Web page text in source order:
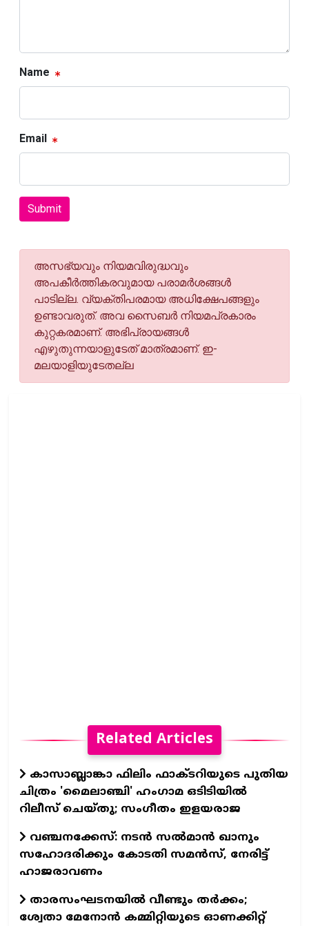
Name
Email
Submit
അസഭ്യവും നിയമവിരുദ്ധവും
അപകീര്‍ത്തികരവുമായ പരാമര്‍ശങ്ങള്‍
പാടില്ല. വ്യക്തിപരമായ അധിക്ഷേപങ്ങളും
ഉണ്ടാവരുത്. അവ സൈബര്‍ നിയമപ്രകാരം
കുറ്റകരമാണ്. അഭിപ്രായങ്ങള്‍
എഴുതുന്നയാളുടേത് മാത്രമാണ്. ഇ-
മലയാളിയുടേതല്ല
Related Articles
കാസാബ്ലാങ്കാ ഫിലിം ഫാക്ടറിയുടെ പുതിയ
ചിത്രം 'മൈലാഞ്ചി' ഹംഗാമ ഒടിടിയില്‍
റിലീസ് ചെയ്തു; സംഗീതം ഇളയരാജ
വഞ്ചനക്കേസ്: നടന്‍ സല്‍മാന്‍ ഖാനും
സഹോദരിക്കും കോടതി സമന്‍സ്, നേരിട്ട്
ഹാജരാവണം
താരസംഘടനയില്‍ വീണ്ടും തര്‍ക്കം;
ശ്വേതാ മേനോന്‍ കമ്മിറ്റിയുടെ ഓണക്കിറ്റ്